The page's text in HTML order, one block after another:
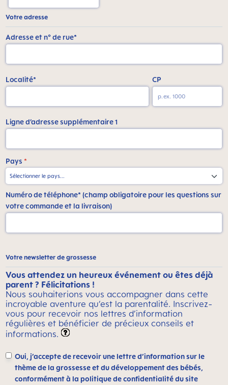
Votre adresse
Adresse et n° de rue*
Localité* CP
Ligne d’adresse supplémentaire 1
Pays *
Numéro de téléphone* (champ obligatoire pour les questions sur
votre commande et la livraison)
Votre newsletter de grossesse
Vous attendez un heureux événement ou êtes déjà
parent ? Félicitations !
Nous souhaiterions vous accompagner dans cette
incroyable aventure qu’est la parentalité. Inscrivez-
vous pour recevoir nos lettres d’information
régulières et bénéficier de précieux conseils et
informations.
Oui, j’accepte de recevoir une lettre d’information sur le
thème de la grossesse et du développement des bébés,
conformément à la politique de confidentialité du site